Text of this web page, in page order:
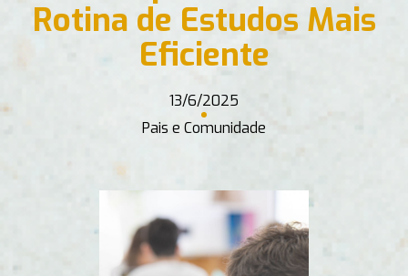
Rotina de Estudos Mais
Eficiente
13/6/2025
Pais e Comunidade